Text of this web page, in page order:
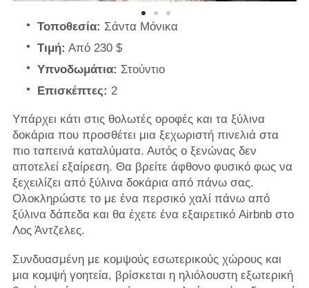
Τοποθεσία: Σάντα Μόνικα
Τιμή: Από 230 $
Υπνοδωμάτια: Στούντιο
Επισκέπτες: 2
Υπάρχει κάτι στις θολωτές οροφές και τα ξύλινα
δοκάρια που προσθέτει μια ξεχωριστή πινελιά στα
πιο ταπεινά καταλύματα. Αυτός ο ξενώνας δεν
αποτελεί εξαίρεση. Θα βρείτε άφθονο φυσικό φως να
ξεχειλίζει από ξύλινα δοκάρια από πάνω σας.
Ολοκληρώστε το με ένα περσικό χαλί πάνω από
ξύλινα δάπεδα και θα έχετε ένα εξαιρετικό Airbnb στο
Λος Άντζελες.
Συνδυασμένη με κομψούς εσωτερικούς χώρους και
μια κομψή γοητεία, βρίσκεται η ηλιόλουστη εξωτερική